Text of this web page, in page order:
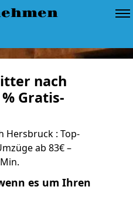
nach
Gratis-
Hersbruck : Top-
ab 83€ –
es um Ihren